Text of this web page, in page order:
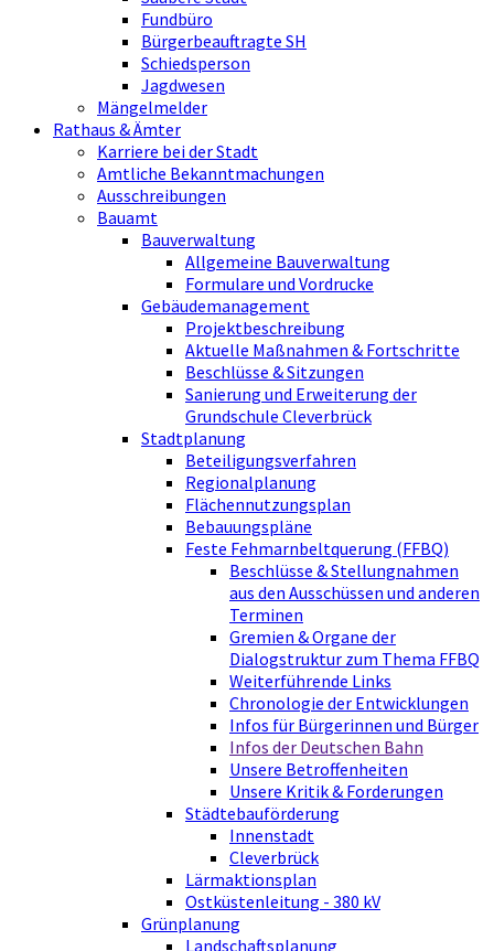
Fundbüro
Bürgerbeauftragte SH
Schiedsperson
Jagdwesen
Mängelmelder
Rathaus & Ämter
Karriere bei der Stadt
Amtliche Bekanntmachungen
Ausschreibungen
Bauamt
Bauverwaltung
Allgemeine Bauverwaltung
Formulare und Vordrucke
Gebäudemanagement
Projektbeschreibung
Aktuelle Maßnahmen & Fortschritte
Beschlüsse & Sitzungen
Sanierung und Erweiterung der
Grundschule Cleverbrück
Stadtplanung
Beteiligungsverfahren
Regionalplanung
Flächennutzungsplan
Bebauungspläne
Feste Fehmarnbeltquerung (FFBQ)
Beschlüsse & Stellungnahmen
aus den Ausschüssen und anderen
Terminen
Gremien & Organe der
Dialogstruktur zum Thema FFBQ
Weiterführende Links
Chronologie der Entwicklungen
Infos für Bürgerinnen und Bürger
Infos der Deutschen Bahn
Unsere Betroffenheiten
Unsere Kritik & Forderungen
Städtebauförderung
Innenstadt
Cleverbrück
Lärmaktionsplan
Ostküstenleitung - 380 kV
Grünplanung
Landschaftsplanung